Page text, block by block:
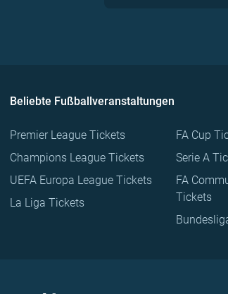
Beliebte Fußballveranstaltungen
Premier League Tickets
Champions League Tickets
UEFA Europa League Tickets
La Liga Tickets
FA Cup
Serie A
FA
Tickets